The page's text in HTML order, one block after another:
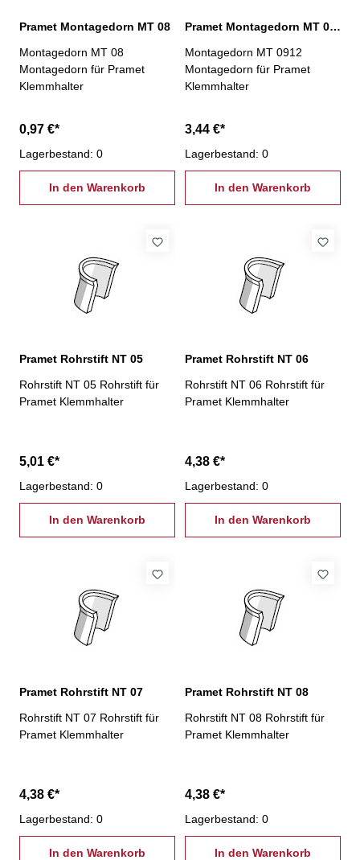
Pramet Montagedorn MT 08
Montagedorn MT 08
Montagedorn für Pramet
Klemmhalter
0,97 €*
Lagerbestand: 0
In den Warenkorb
Pramet Montagedorn MT 0912
Montagedorn MT 0912
Montagedorn für Pramet
Klemmhalter
3,44 €*
Lagerbestand: 0
In den Warenkorb
Pramet Rohrstift NT 05
Rohrstift NT 05 Rohrstift für
Pramet Klemmhalter
5,01 €*
Lagerbestand: 0
In den Warenkorb
Pramet Rohrstift NT 06
Rohrstift NT 06 Rohrstift für
Pramet Klemmhalter
4,38 €*
Lagerbestand: 0
In den Warenkorb
Pramet Rohrstift NT 07
Rohrstift NT 07 Rohrstift für
Pramet Klemmhalter
4,38 €*
Lagerbestand: 0
In den Warenkorb
Pramet Rohrstift NT 08
Rohrstift NT 08 Rohrstift für
Pramet Klemmhalter
4,38 €*
Lagerbestand: 0
In den Warenkorb